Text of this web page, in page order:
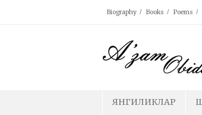
Biography Books Poems
ЯНГИЛИКЛАР